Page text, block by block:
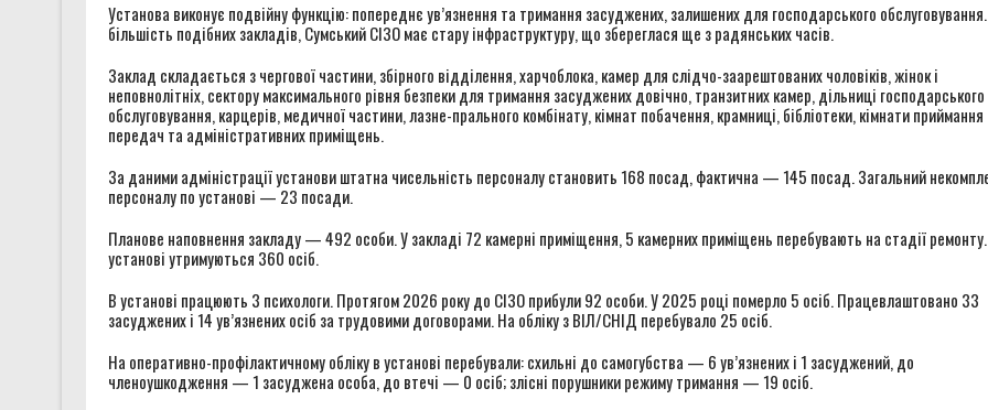
Установа виконує подвійну функцію: попереднє ув’язнення та тримання засуджених, залишених для господарського обслуговування.
більшість подібних закладів, Сумський СІЗО має стару інфраструктуру, що збереглася ще з радянських часів.
Заклад складається з чергової частини, збірного відділення, харчоблока, камер для слідчо-заарештованих чоловіків, жінок і
неповнолітніх, сектору максимального рівня безпеки для тримання засуджених довічно, транзитних камер, дільниці господарського
обслуговування, карцерів, медичної частини, лазне-прального комбінату, кімнат побачення, крамниці, бібліотеки, кімнати приймання
передач та адміністративних приміщень.
За даними адміністрації установи штатна чисельність персоналу становить 168 посад, фактична — 145 посад. Загальний
персоналу по установі — 23 посади.
Планове наповнення закладу — 492 особи. У закладі 72 камерні приміщення, 5 камерних приміщень перебувають на стадії
установі утримуються 360 осіб.
В установі працюють 3 психологи. Протягом 2026 року до СІЗО прибули 92 особи. У 2025 році померло 5 осіб. Працевлаштовано 33
засуджених і 14 ув’язнених осіб за трудовими договорами. На обліку з ВІЛ/СНІД перебувало 25 осіб.
На оперативно-профілактичному обліку в установі перебували: схильні до самогубства — 6 ув’язнених і 1 засуджений, до
членоушкодження — 1 засуджена особа, до втечі — 0 осіб; злісні порушники режиму тримання — 19 осіб.